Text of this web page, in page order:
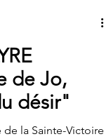
de Jo,
désir"
de la Sainte-Victoire